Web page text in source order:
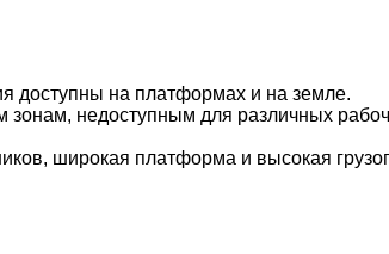
доступны на платформах и на земле.
недоступным для различных
широкая платформа и высокая